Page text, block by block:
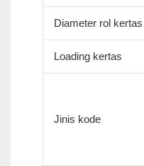
Diameter rol kertas
Loading kertas
Jinis kode